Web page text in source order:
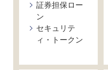
証券担保ロー
ン
セキュリテ
ィ・トークン